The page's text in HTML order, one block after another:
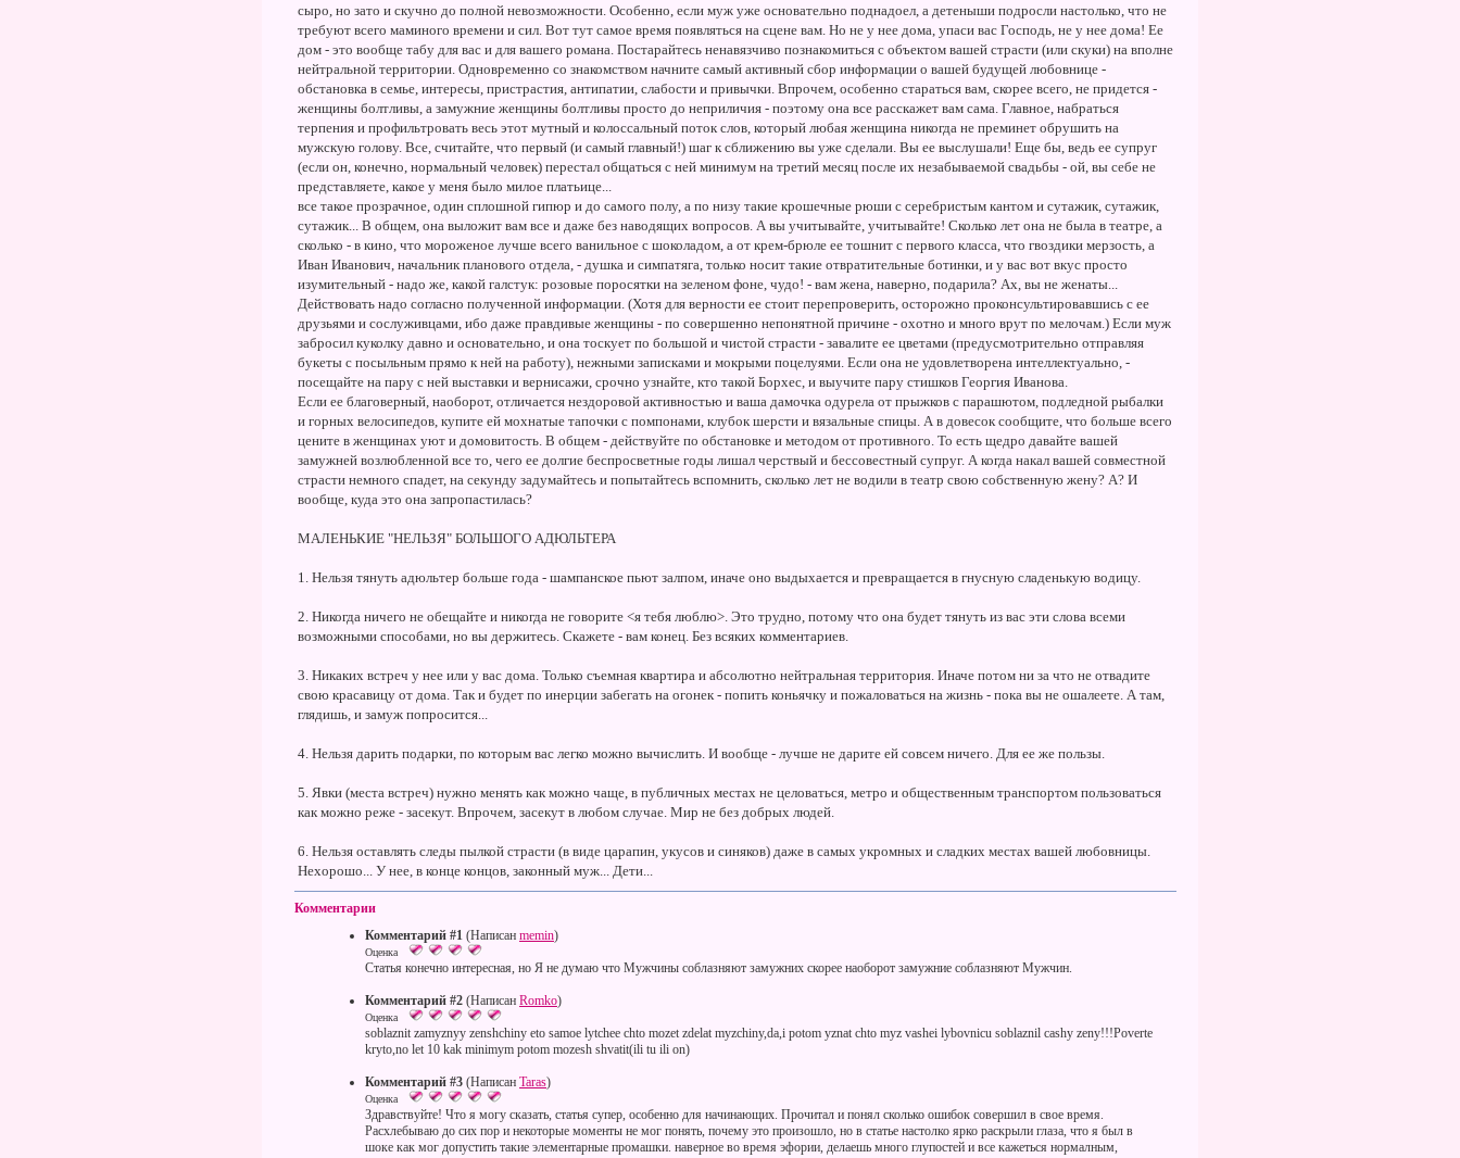
сыро, но зато и скучно до полной невозможности. Особенно, если муж уже основательно поднадоел, а детеныши подросли настолько, что не
требуют всего маминого времени и сил. Вот тут самое время появляться на сцене вам. Но не у нее дома, упаси вас Господь, не у нее дома! Ее
дом - это вообще табу для вас и для вашего романа. Постарайтесь ненавязчиво познакомиться с объектом вашей страсти (или скуки) на вполне
нейтральной территории. Одновременно со знакомством начните самый активный сбор информации о вашей будущей любовнице -
обстановка в семье, интересы, пристрастия, антипатии, слабости и привычки. Впрочем, особенно стараться вам, скорее всего, не придется -
женщины болтливы, а замужние женщины болтливы просто до неприличия - поэтому она все расскажет вам сама. Главное, набраться
терпения и профильтровать весь этот мутный и колоссальный поток слов, который любая женщина никогда не преминет обрушить на
мужскую голову. Все, считайте, что первый (и самый главный!) шаг к сближению вы уже сделали. Вы ее выслушали! Еще бы, ведь ее супруг
(если он, конечно, нормальный человек) перестал общаться с ней минимум на третий месяц после их незабываемой свадьбы - ой, вы себе не
представляете, какое у меня было милое платьице...
все такое прозрачное, один сплошной гипюр и до самого полу, а по низу такие крошечные рюши с серебристым кантом и сутажик, сутажик,
сутажик... В общем, она выложит вам все и даже без наводящих вопросов. А вы учитывайте, учитывайте! Сколько лет она не была в театре, а
сколько - в кино, что мороженое лучше всего ванильное с шоколадом, а от крем-брюле ее тошнит с первого класса, что гвоздики мерзость, а
Иван Иванович, начальник планового отдела, - душка и симпатяга, только носит такие отвратительные ботинки, и у вас вот вкус просто
изумительный - надо же, какой галстук: розовые поросятки на зеленом фоне, чудо! - вам жена, наверно, подарила? Ах, вы не женаты...
Действовать надо согласно полученной информации. (Хотя для верности ее стоит перепроверить, осторожно проконсультировавшись с ее
друзьями и сослуживцами, ибо даже правдивые женщины - по совершенно непонятной причине - охотно и много врут по мелочам.) Если муж
забросил куколку давно и основательно, и она тоскует по большой и чистой страсти - завалите ее цветами (предусмотрительно отправляя
букеты с посыльным прямо к ней на работу), нежными записками и мокрыми поцелуями. Если она не удовлетворена интеллектуально, -
посещайте на пару с ней выставки и вернисажи, срочно узнайте, кто такой Борхес, и выучите пару стишков Георгия Иванова.
Если ее благоверный, наоборот, отличается нездоровой активностью и ваша дамочка одурела от прыжков с парашютом, подледной рыбалки
и горных велосипедов, купите ей мохнатые тапочки с помпонами, клубок шерсти и вязальные спицы. А в довесок сообщите, что больше всего
цените в женщинах уют и домовитость. В общем - действуйте по обстановке и методом от противного. То есть щедро давайте вашей
замужней возлюбленной все то, чего ее долгие беспросветные годы лишал черствый и бессовестный супруг. А когда накал вашей совместной
страсти немного спадет, на секунду задумайтесь и попытайтесь вспомнить, сколько лет не водили в театр свою собственную жену? А? И
вообще, куда это она запропастилась?
МАЛЕНЬКИЕ "НЕЛЬЗЯ" БОЛЬШОГО АДЮЛЬТЕРА
1. Нельзя тянуть адюльтер больше года - шампанское пьют залпом, иначе оно выдыхается и превращается в гнусную сладенькую водицу.
2. Никогда ничего не обещайте и никогда не говорите <я тебя люблю>. Это трудно, потому что она будет тянуть из вас эти слова всеми
возможными способами, но вы держитесь. Скажете - вам конец. Без всяких комментариев.
3. Никаких встреч у нее или у вас дома. Только съемная квартира и абсолютно нейтральная территория. Иначе потом ни за что не отвадите
свою красавицу от дома. Так и будет по инерции забегать на огонек - попить коньячку и пожаловаться на жизнь - пока вы не ошалеете. А там,
глядишь, и замуж попросится...
4. Нельзя дарить подарки, по которым вас легко можно вычислить. И вообще - лучше не дарите ей совсем ничего. Для ее же пользы.
5. Явки (места встреч) нужно менять как можно чаще, в публичных местах не целоваться, метро и общественным транспортом пользоваться
как можно реже - засекут. Впрочем, засекут в любом случае. Мир не без добрых людей.
6. Нельзя оставлять следы пылкой страсти (в виде царапин, укусов и синяков) даже в самых укромных и сладких местах вашей любовницы.
Нехорошо... У нее, в конце концов, законный муж... Дети...
Комментарии
Комментарий #1 (Написан memin)
Оценка
Статья конечно интересная, но Я не думаю что Мужчины соблазняют замужних скорее наоборот замужние соблазняют Мужчин.
Комментарий #2 (Написан Romko)
Оценка
soblaznit zamyznyy zenshchiny eto samoe lytchee chto mozet zdelat myzchiny,da,i potom yznat chto myz vashei lybovnicu soblaznil cashy zeny!!!Poverte
kryto,no let 10 kak minimym potom mozesh shvatit(ili tu ili on)
Комментарий #3 (Написан Taras)
Оценка
Здравствуйте! Что я могу сказать, статья супер, особенно для начинающих. Прочитал и понял сколько ошибок совершил в свое время.
Расхлебываю до сих пор и некоторые моменты не мог понять, почему это произошло, но в статье настолко ярко раскрыли глаза, что я был в
шоке как мог допустить такие элементарные промашки. наверное во время эфории, делаешь много глупостей и все кажеться нормалным,